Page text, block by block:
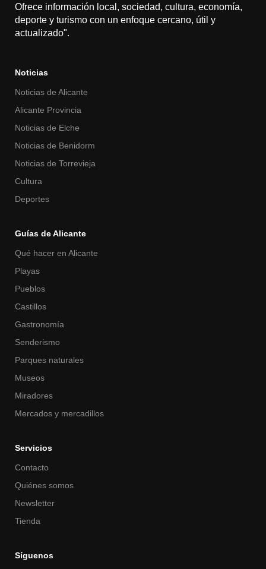
Ofrece información local, sociedad, cultura, economía,
deporte y turismo con un enfoque cercano, útil y
actualizado".
Noticias
Noticias de Alicante
Alicante Provincia
Noticias de Elche
Noticias de Benidorm
Noticias de Torrevieja
Cultura
Deportes
Guías de Alicante
Qué hacer en Alicante
Playas
Pueblos
Castillos
Gastronomía
Senderismo
Parques naturales
Museos
Miradores
Mercados y mercadillos
Servicios
Contacto
Quiénes somos
Newsletter
Tienda
Síguenos